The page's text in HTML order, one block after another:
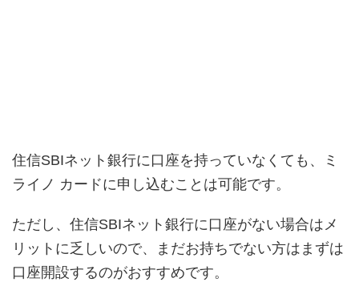
住信SBIネット銀行に口座を持っていなくても、ミ
ライノ カードに申し込むことは可能です。
ただし、住信SBIネット銀行に口座がない場合はメ
リットに乏しいので、まだお持ちでない方はまずは
口座開設するのがおすすめです。